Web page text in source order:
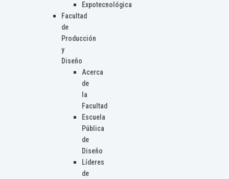
Expotecnológica
Facultad
de
Producción
y
Diseño
Acerca
de
la
Facultad
Escuela
Pública
de
Diseño
Líderes
de